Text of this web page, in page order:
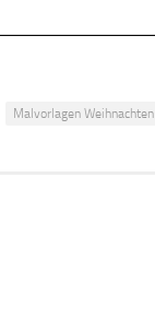
Malvorlagen Weihnachten